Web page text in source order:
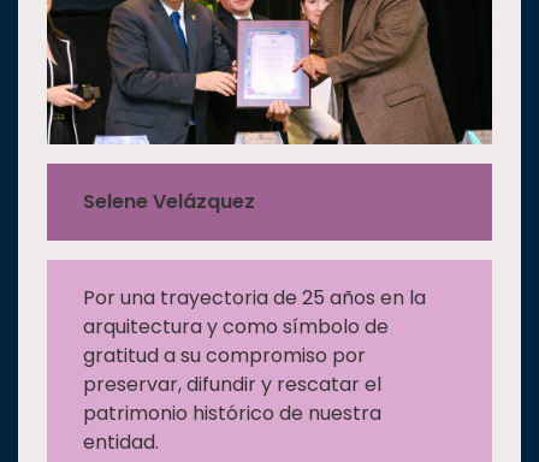
Selene Velázquez
Por una trayectoria de 25 años en la
arquitectura y como símbolo de
gratitud a su compromiso por
preservar, difundir y rescatar el
patrimonio histórico de nuestra
entidad.